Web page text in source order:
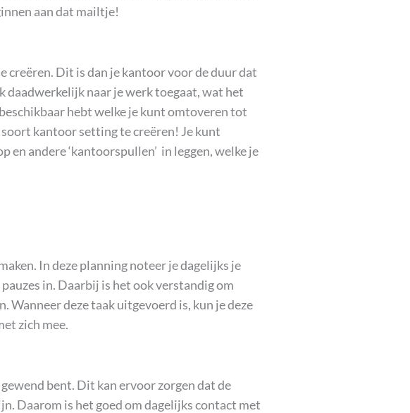
aan dat mailtje!
creëren. Dit is dan je kantoor voor de duur dat
daadwerkelijk naar je werk toegaat, wat het
hebt welke je kunt omtoveren tot
kantoor setting te creëren! Je kunt
andere ‘kantoorspullen’ in leggen, welke je
In deze planning noteer je dagelijks je
in. Daarbij is het ook verstandig om
Wanneer deze taak uitgevoerd is, kun je deze
zich mee.
bent. Dit kan ervoor zorgen dat de
Daarom is het goed om dagelijks contact met